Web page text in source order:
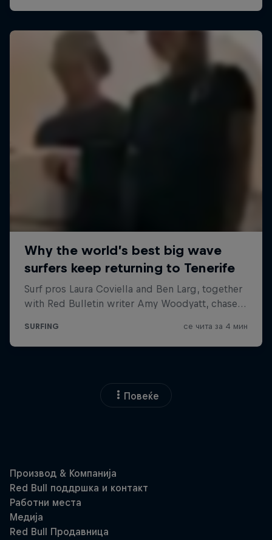
Повеќе